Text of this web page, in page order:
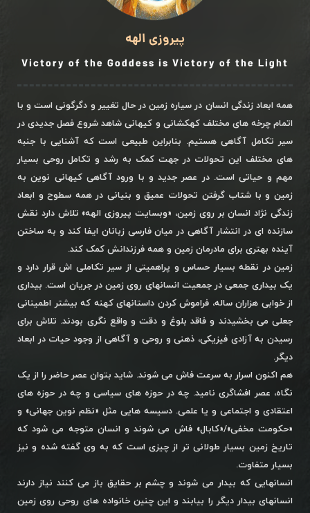
پیروزی الهه
Victory of the Goddess is Victory of the Light
همه ابعاد زندگی انسان در سیاره زمین در حال تغییر و دگرگونی است و با
اتمام چرخه های مختلف کهکشانی و کیهانی شاهد شروع فصل جدیدی در
سیر تکامل آگاهی هستیم. بنابراین طبیعی است که آشنایی با جنبه
های مختلف این تحولات در جهت کمک به رشد و تکامل روحی بسیار
مهم و حیاتی است. در عصر جدید و با ورود آگاهی کیهانی نوین به
زمین و با شتاب گرفتن تحولات عمیق و بنیانی در همه سطوح و ابعاد
زندگی نژاد انسان بر روی زمین، «وبسایت پیروزی الهه» تلاش دارد نقش
سازنده ای در انتشار آگاهی در میان فارسی زبانان ایفا کند و به ساختن
آینده بهتری برای مادرمان زمین و همه فرزندانش کمک کند.
زمین در نقطه بسیار حساس و پراهمیتی از سیر تکاملی اش قرار دارد و
یک بیداری جمعی در جمعیت انسانهای روی زمین در جریان است. بیداری
از خوابی هزاران ساله، فراموش کردن داستانهای کهنه که بیشتر اطمینانی
جعلی می بخشیدند و فاقد بلوغ و دقت و واقع نگری بودند. تلاش برای
رسیدن به آزادی فیزیکی، ذهنی و روحی و آگاهی از وجود حیات در ابعاد
دیگر.
هم اکنون اسرار به سرعت فاش می شوند. شاید بتوان عصر حاضر را از یک
نگاه، عصر افشاگری نامید. چه در حوزه های سیاسی و چه در حوزه های
اعتقادی و اجتماعی و یا علمی. دسیسه هایی مثل «نظم نوین جهانی» و
«حکومت مخفی»/«کابال» فاش می شوند و انسان متوجه می شود که
تاریخ زمین بسیار طولانی تر از چیزی است که به وی گفته شده و نیز
بسیار متفاوت.
انسانهایی که بیدار می شوند و چشم بر حقایق باز می کنند نیاز دارند
انسانهای بیدار دیگر را بیابند و این چنین خانواده های روحی روی زمین